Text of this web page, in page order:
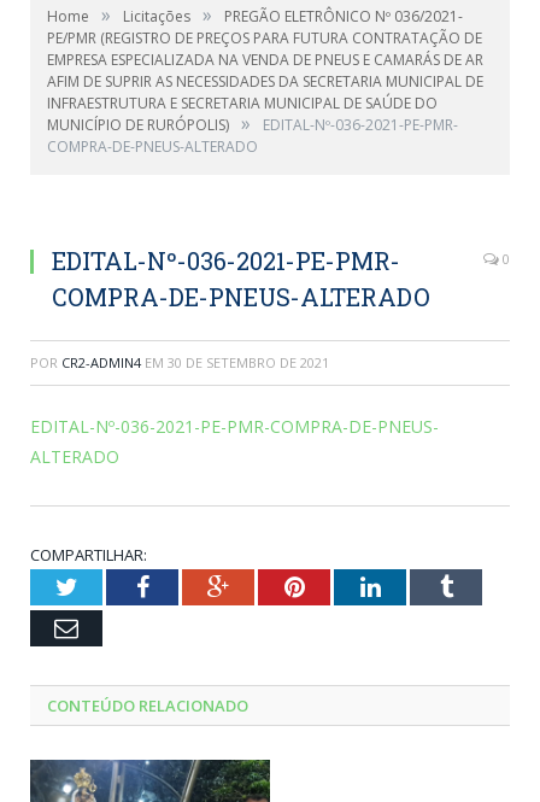
Home » Licitações »
PREGÃO ELETRÔNICO Nº 036/2021-
PE/PMR (REGISTRO DE PREÇOS PARA FUTURA CONTRATAÇÃO DE
EMPRESA ESPECIALIZADA NA VENDA DE PNEUS E CAMARÁS DE AR
AFIM DE SUPRIR AS NECESSIDADES DA SECRETARIA MUNICIPAL DE
INFRAESTRUTURA E SECRETARIA MUNICIPAL DE SAÚDE DO
MUNICÍPIO DE RURÓPOLIS) »
EDITAL-Nº-036-2021-PE-PMR-
COMPRA-DE-PNEUS-ALTERADO
EDITAL-Nº-036-2021-PE-PMR-
COMPRA-DE-PNEUS-ALTERADO
0
POR CR2-ADMIN4 EM 30 DE SETEMBRO DE 2021
EDITAL-Nº-036-2021-PE-PMR-COMPRA-DE-PNEUS-
ALTERADO
COMPARTILHAR:
TwitterFacebookGoogle+PinterestLinkedInTumblr
Email
CONTEÚDO RELACIONADO